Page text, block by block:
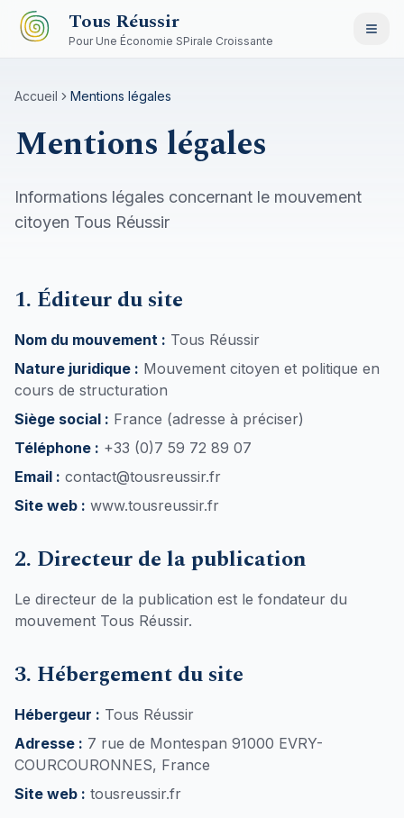
Aller au contenu principal
Tous Réussir
Pour Une Économie SPirale Croissante
Accueil Mentions légales
Mentions légales
Informations légales concernant le mouvement
citoyen Tous Réussir
1. Éditeur du site
Nom du mouvement : Tous Réussir
Nature juridique : Mouvement citoyen et politique en
cours de structuration
Fondateur :Hatim SAJADHOUSSEN
Siège social : France (adresse à préciser)
Téléphone : +33 (0)7 59 72 89 07
Email : contact@tousreussir.fr
Site web : www.tousreussir.fr
2. Directeur de la publication
Le directeur de la publication est Hatim
le fondateur du
mouvement Tous Réussir.
3. Hébergement du site
Hébergeur : Tous Réussir
Adresse : 7 rue de Montespan 91000 EVRY-
COURCOURONNES, France
Site web : tousreussir.fr